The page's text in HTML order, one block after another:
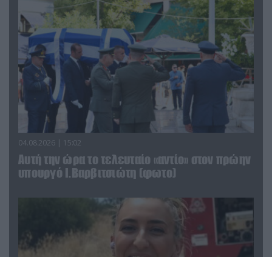
04.08.2026 | 15:02
Αυτή την ώρα το τελευταίο «αντίο» στον πρώην
υπουργό Ι.Βαρβιτσιώτη (φωτο)